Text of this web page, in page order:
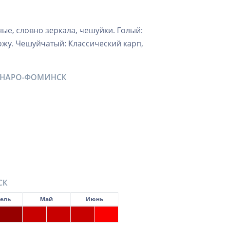
словно зеркала, чешуйки. Голый:
Чешуйчатый: Классический карп,
НАРО-ФОМИНСК
Май Июнь